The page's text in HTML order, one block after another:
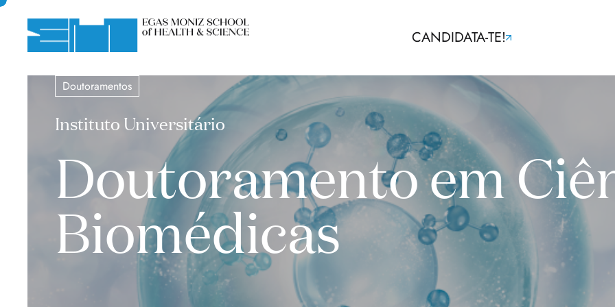
CANDIDATA-TE!
Doutoramentos
Instituto Universitário
Doutoramento em
Biomédicas